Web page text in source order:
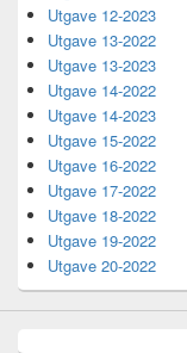
Utgave 12-2023
Utgave 13-2022
Utgave 13-2023
Utgave 14-2022
Utgave 14-2023
Utgave 15-2022
Utgave 16-2022
Utgave 17-2022
Utgave 18-2022
Utgave 19-2022
Utgave 20-2022